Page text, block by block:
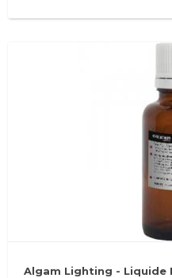
Algam Lighting - Liquide